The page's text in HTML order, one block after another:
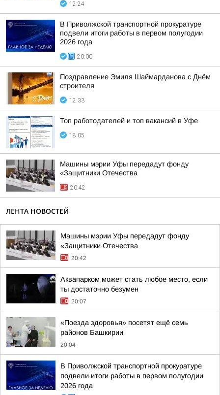
12:24
В Приволжской транспортной прокуратуре
подвели итоги работы в первом полугодии
2026 года
20:00
Поздравление Эмиля Шаймарданова с Днём
строителя
12:33
Топ работодателей и топ вакансий в Уфе
18:05
Машины мэрии Уфы передадут фонду
«Защитники Отечества
20:42
ЛЕНТА НОВОСТЕЙ
Машины мэрии Уфы передадут фонду
«Защитники Отечества
20:42
Аквапарком может стать любое место, если
ты достаточно безумен
20:07
«Поезда здоровья» посетят ещё семь
районов Башкирии
20:04
В Приволжской транспортной прокуратуре
подвели итоги работы в первом полугодии
2026 года